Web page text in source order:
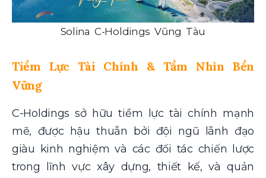
Solina C-Holdings Vũng Tàu
Tiềm Lực Tài Chính & Tầm Nhìn Bền
Vững
C-Holdings sở hữu tiềm lực tài chính mạnh
mẽ, được hậu thuẫn bởi đội ngũ lãnh đạo
giàu kinh nghiệm và các đối tác chiến lược
trong lĩnh vực xây dựng, thiết kế, và quản